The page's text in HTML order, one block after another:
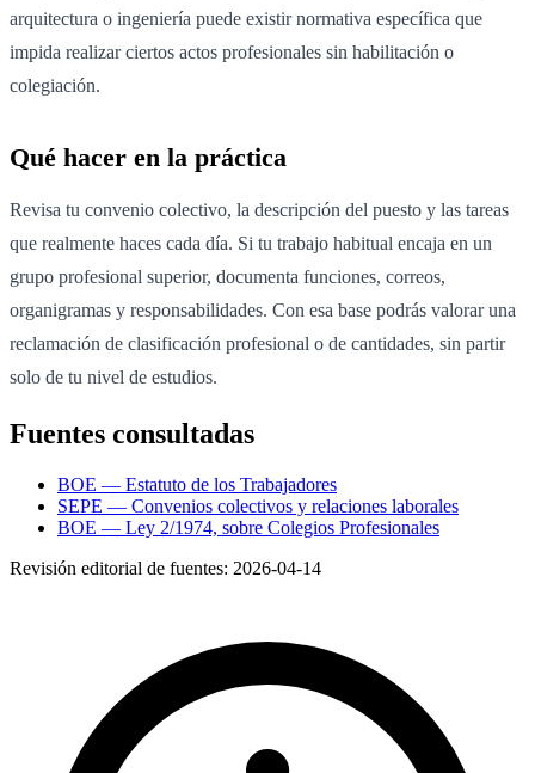
arquitectura o ingeniería puede existir normativa específica que
impida realizar ciertos actos profesionales sin habilitación o
colegiación.
Qué hacer en la práctica
Revisa tu convenio colectivo, la descripción del puesto y las tareas
que realmente haces cada día. Si tu trabajo habitual encaja en un
grupo profesional superior, documenta funciones, correos,
organigramas y responsabilidades. Con esa base podrás valorar una
reclamación de clasificación profesional o de cantidades, sin partir
solo de tu nivel de estudios.
Fuentes consultadas
BOE — Estatuto de los Trabajadores
SEPE — Convenios colectivos y relaciones laborales
BOE — Ley 2/1974, sobre Colegios Profesionales
Revisión editorial de fuentes: 2026-04-14